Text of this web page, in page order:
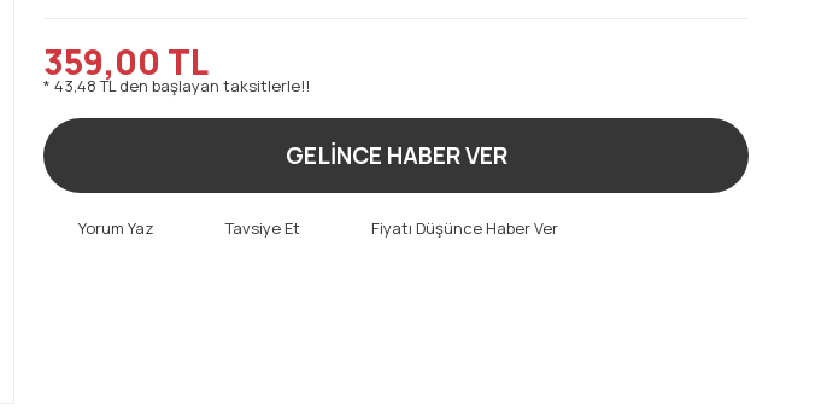
359,00 TL
* 43,48 TL den başlayan taksitlerle!!
GELİNCE HABER VER
Yorum Yaz Tavsiye Et Fiyatı Düşünce Haber Ver